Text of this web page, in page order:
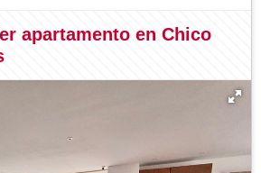
apartamento en Chico